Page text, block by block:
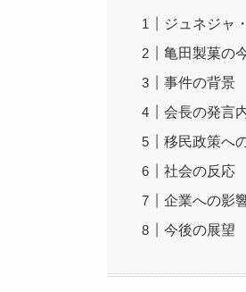
ジュネジャ
亀田製菓の
事件の背景
会長の発言
移民政策へ
社会の反応
企業への影
今後の展望